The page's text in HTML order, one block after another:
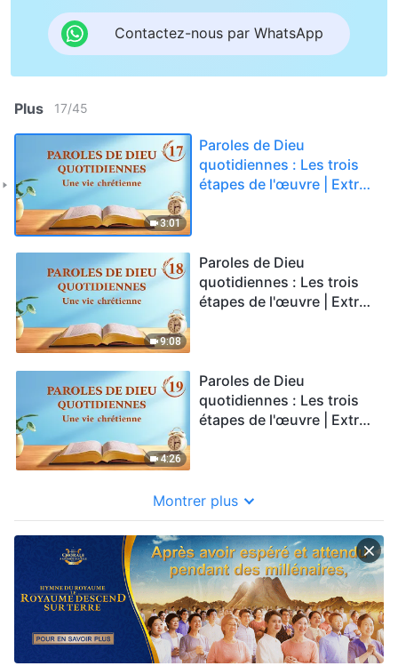
Contactez-nous par WhatsApp
Plus 17/45
3:01
Paroles de Dieu
quotidiennes : Les trois
étapes de l'œuvre | Extrait
9:08
Paroles de Dieu
quotidiennes : Les trois
étapes de l'œuvre | Extrait
4:26
Paroles de Dieu
quotidiennes : Les trois
étapes de l'œuvre | Extrait
Montrer plus